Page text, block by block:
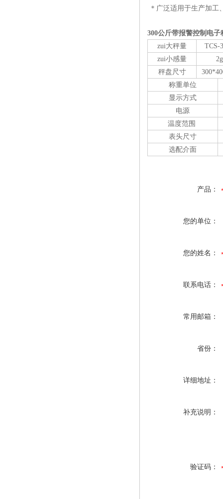
＊广泛适用于生产加工
300公斤带报警控制电子
zui大秤量
TCS-
zui小感量
2g
秤盘尺寸
称重单位
显示方式
电源
温度范围
表头尺寸
选配介面
产品：
您的单位：
您的姓名：
联系电话：
常用邮箱：
省份：
详细地址：
补充说明：
验证码：